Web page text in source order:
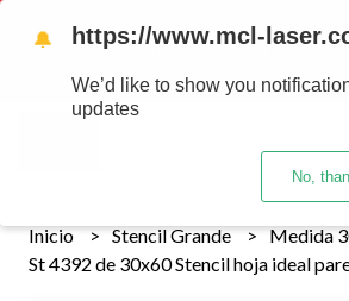
Tenemos envios a todo el pais!........ Los
realizan 48 hs habiles porteriores al
MAYOR se envian 7 dias posteriores
Inicio Stencil Grande
Medida
St 4392 de 30x60 Stencil hoja ideal
🔔 https://www.mcl-
We’d like to show you
updates
No,